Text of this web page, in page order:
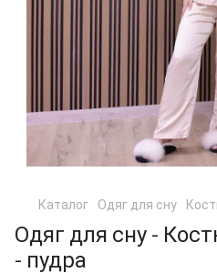
Каталог Одяг для сну
Одяг для сну -
- пудра